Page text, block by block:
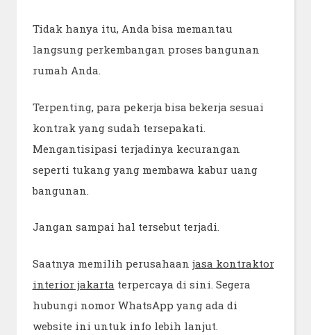
Tidak hanya itu, Anda bisa memantau
langsung perkembangan proses bangunan
rumah Anda.
Terpenting, para pekerja bisa bekerja sesuai
kontrak yang sudah tersepakati.
Mengantisipasi terjadinya kecurangan
seperti tukang yang membawa kabur uang
bangunan.
Jangan sampai hal tersebut terjadi.
Saatnya memilih perusahaan jasa kontraktor
interior jakarta terpercaya di sini. Segera
hubungi nomor WhatsApp yang ada di
website ini untuk info lebih lanjut.